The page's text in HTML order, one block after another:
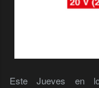
Este Jueves en